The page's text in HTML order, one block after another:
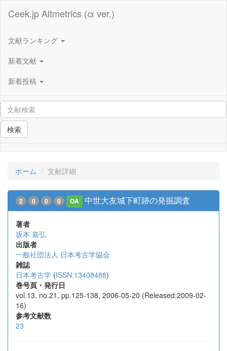
Ceek.jp Altmetrics (α ver.)
文献ランキング
新着文献
新着投稿
検索
ホーム 文献詳細
2 0 0 0 OA 中世大友城下町跡の発掘調査
著者
坂本 嘉弘
出版者
一般社団法人 日本考古学協会
雑誌
日本考古学 (ISSN:13408488)
巻号頁・発行日
vol.13, no.21, pp.125-138, 2006-05-20 (Released:2009-02-
16)
参考文献数
23